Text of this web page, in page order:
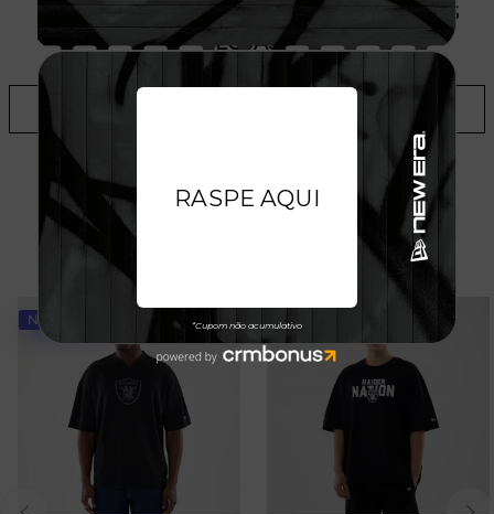
SITE, CONSULTE A DISPONIBILIDADE NAS
LOJAS
ADICIONAR A LISTA DE DESEJOS
TALVEZ VOCÊ GOSTE
NOVIDADE